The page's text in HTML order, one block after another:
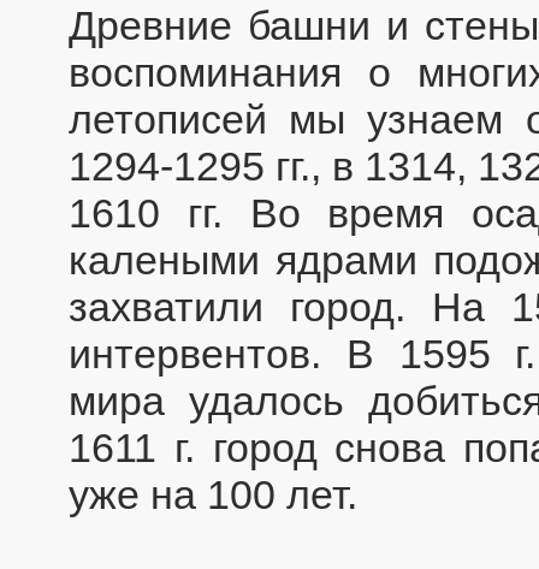
Древние башни и
воспоминания о
летописей мы узнаем
1294-1295 гг., в 1314,
1610 гг. Во время
калеными ядрами
захватили город. На
интервентов. В 1595
мира удалось
1611 г. город снова
уже на 100 лет.